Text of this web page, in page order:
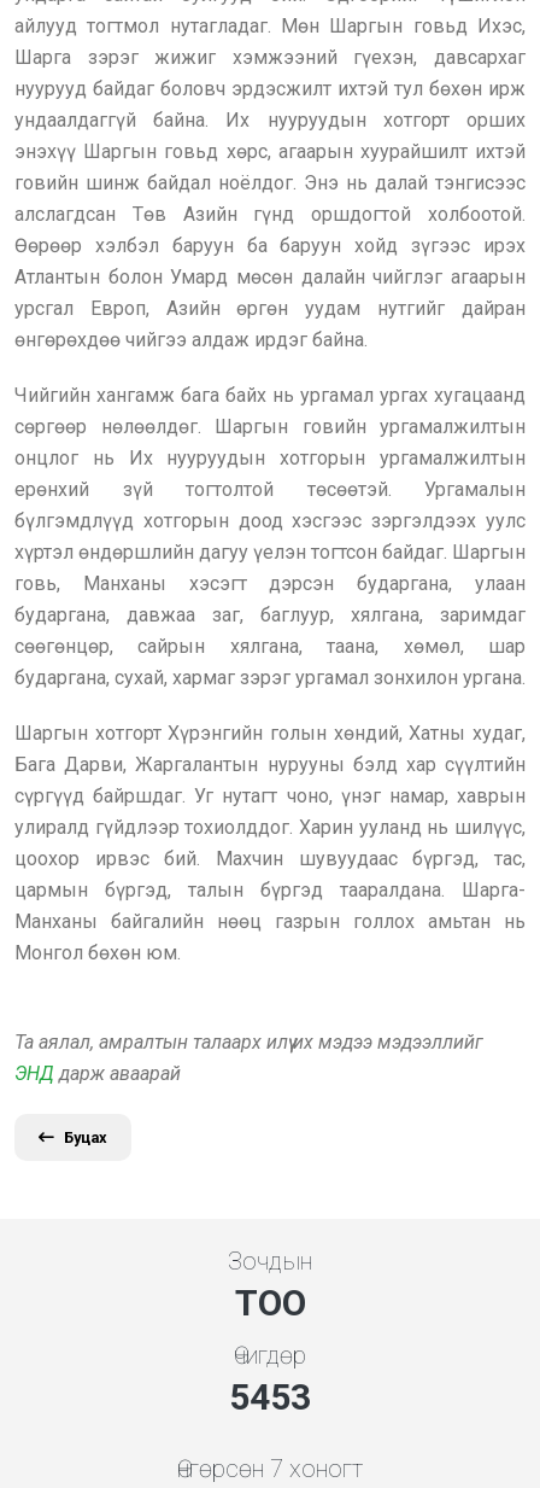
айлууд тогтмол нутагладаг. Мөн Шаргын говьд Ихэс,
Шарга зэрэг жижиг хэмжээний гүехэн, давсархаг
нуурууд байдаг боловч эрдэсжилт ихтэй тул бөхөн ирж
ундаалдаггүй байна. Их нууруудын хотгорт орших
энэхүү Шаргын говьд хөрс, агаарын хуурайшилт ихтэй
говийн шинж байдал ноёлдог. Энэ нь далай тэнгисээс
алслагдсан Төв Азийн гүнд оршдогтой холбоотой.
Өөрөөр хэлбэл баруун ба баруун хойд зүгээс ирэх
Атлантын болон Умард мөсөн далайн чийглэг агаарын
урсгал Европ, Азийн өргөн уудам нутгийг дайран
өнгөрөхдөө чийгээ алдаж ирдэг байна.
Чийгийн хангамж бага байх нь ургамал ургах хугацаанд
сөргөөр нөлөөлдөг. Шаргын говийн ургамалжилтын
онцлог нь Их нууруудын хотгорын ургамалжилтын
ерөнхий зүй тогтолтой төсөөтэй. Ургамалын
бүлгэмдлүүд хотгорын доод хэсгээс зэргэлдээх уулс
хүртэл өндөршлийн дагуу үелэн тогтсон байдаг. Шаргын
говь, Манханы хэсэгт дэрсэн бударгана, улаан
бударгана, давжаа заг, баглуур, хялгана, заримдаг
сөөгөнцөр, сайрын хялгана, таана, хөмөл, шар
бударгана, сухай, хармаг зэрэг ургамал зонхилон ургана.
Шаргын хотгорт Хүрэнгийн голын хөндий, Хатны худаг,
Бага Дарви, Жаргалантын нурууны бэлд хар сүүлтийн
сүргүүд байршдаг. Уг нутагт чоно, үнэг намар, хаврын
улиралд гүйдлээр тохиолддог. Харин ууланд нь шилүүс,
цоохор ирвэс бий. Махчин шувуудаас бүргэд, тас,
цармын бүргэд, талын бүргэд тааралдана. Шарга-
Манханы байгалийн нөөц газрын голлох амьтан нь
Монгол бөхөн юм.
Та аялал, амралтын талаарх илүү их мэдээ мэдээллийг
ЭНД дарж аваарай
Буцах
Зочдын
ТОО
Өчигдөр
5843
Өнгөрсөн 7 хоногт